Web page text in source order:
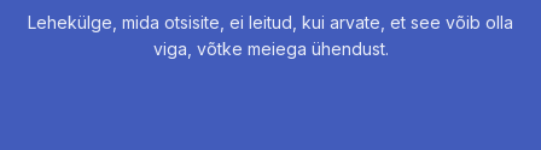
Lehekülge, mida otsisite, ei leitud, kui arvate, et see võib olla
viga, võtke meiega ühendust.